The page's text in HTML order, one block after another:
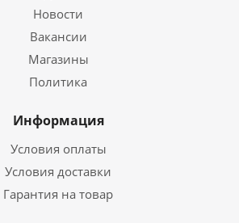
Новости
Вакансии
Магазины
Политика
Информация
Условия оплаты
Условия доставки
Гарантия на товар